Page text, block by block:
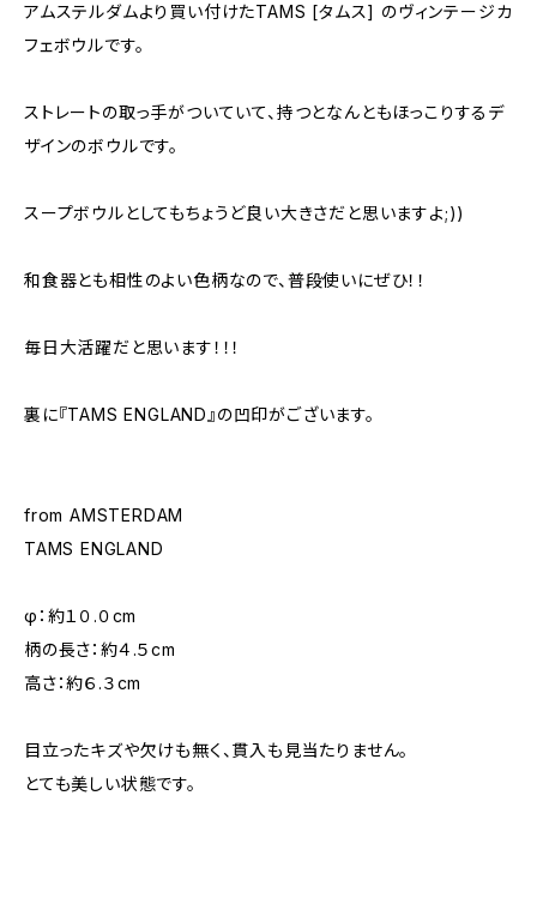
アムステルダムより買い付けたTAMS [タムス] のヴィンテージカ
フェボウルです。
ストレートの取っ手がついていて、持つとなんともほっこりするデ
ザインのボウルです。
スープボウルとしてもちょうど良い大きさだと思いますよ;))
和食器とも相性のよい色柄なので、普段使いにぜひ！！
毎日大活躍だと思います！！！
裏に『TAMS ENGLAND』の凹印がございます。
from AMSTERDAM
TAMS ENGLAND
φ：約１０.０cm
柄の長さ：約４.５cm
高さ：約６.３cm
目立ったキズや欠けも無く、貫入も見当たりません。
とても美しい状態です。